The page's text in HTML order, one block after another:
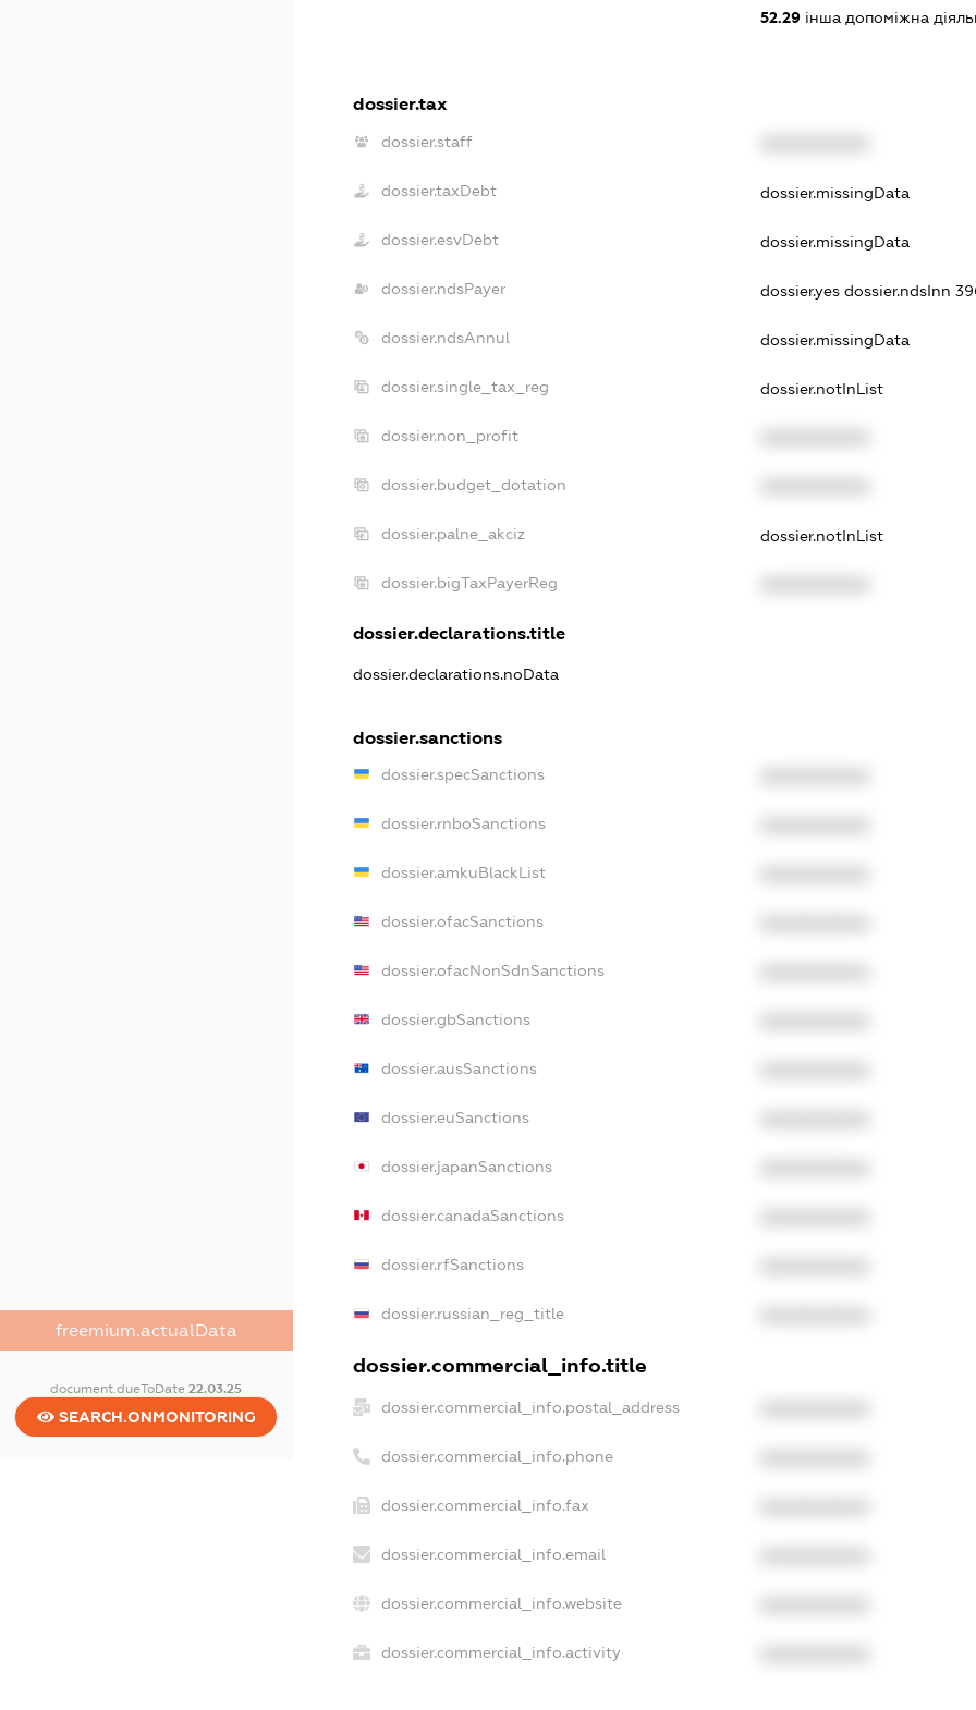
freemium.actualData
document.dueToDate22.03.25
SEARCH.ONMONITORING
52.29інша допоміжна
dossier.tax
dossier.staff
dossier.taxDebt dossier.missingData
dossier.esvDebt dossier.missingData
dossier.ndsPayer dossier.yes dossier.ndsInn
dossier.ndsAnnul dossier.missingData
dossier.single_tax_reg dossier.notInList
dossier.non_profit
dossier.budget_dotation
dossier.palne_akciz dossier.notInList
dossier.bigTaxPayerReg
dossier.declarations.title
dossier.declarations.noData
dossier.sanctions
dossier.specSanctions
dossier.rnboSanctions
dossier.amkuBlackList
dossier.ofacSanctions
dossier.ofacNonSdnSanctions
dossier.gbSanctions
dossier.ausSanctions
dossier.euSanctions
dossier.japanSanctions
dossier.canadaSanctions
dossier.rfSanctions
dossier.russian_reg_title
dossier.commercial_info.title
dossier.commercial_info.postal_address
dossier.commercial_info.phone
dossier.commercial_info.fax
dossier.commercial_info.email
dossier.commercial_info.website
dossier.commercial_info.activity